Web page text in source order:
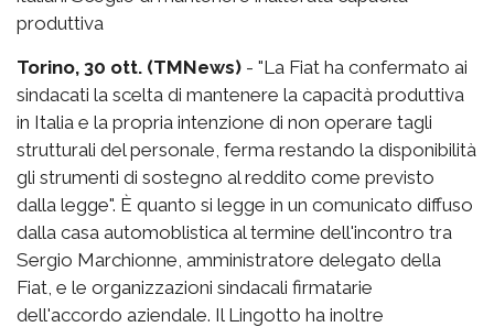
produttiva
Torino, 30 ott. (TMNews) - "La Fiat ha confermato ai
sindacati la scelta di mantenere la capacità produttiva
in Italia e la propria intenzione di non operare tagli
strutturali del personale, ferma restando la disponibilità
gli strumenti di sostegno al reddito come previsto
dalla legge". È quanto si legge in un comunicato diffuso
dalla casa automoblistica al termine dell'incontro tra
Sergio Marchionne, amministratore delegato della
Fiat, e le organizzazioni sindacali firmatarie
dell'accordo aziendale. Il Lingotto ha inoltre